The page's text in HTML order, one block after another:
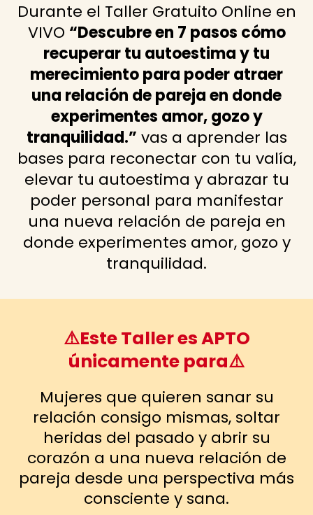
Durante el Taller Gratuito Online en
VIVO “Descubre en 7 pasos cómo
recuperar tu autoestima y tu
merecimiento para poder atraer
una relación de pareja en donde
experimentes amor, gozo y
tranquilidad.” vas a aprender las
bases para reconectar con tu valía,
elevar tu autoestima y abrazar tu
poder personal para manifestar
una nueva relación de pareja en
donde experimentes amor, gozo y
tranquilidad.
⚠️Este Taller es APTO
únicamente para⚠️
Mujeres que quieren sanar su
relación consigo mismas, soltar
heridas del pasado y abrir su
corazón a una nueva relación de
pareja desde una perspectiva más
consciente y sana.